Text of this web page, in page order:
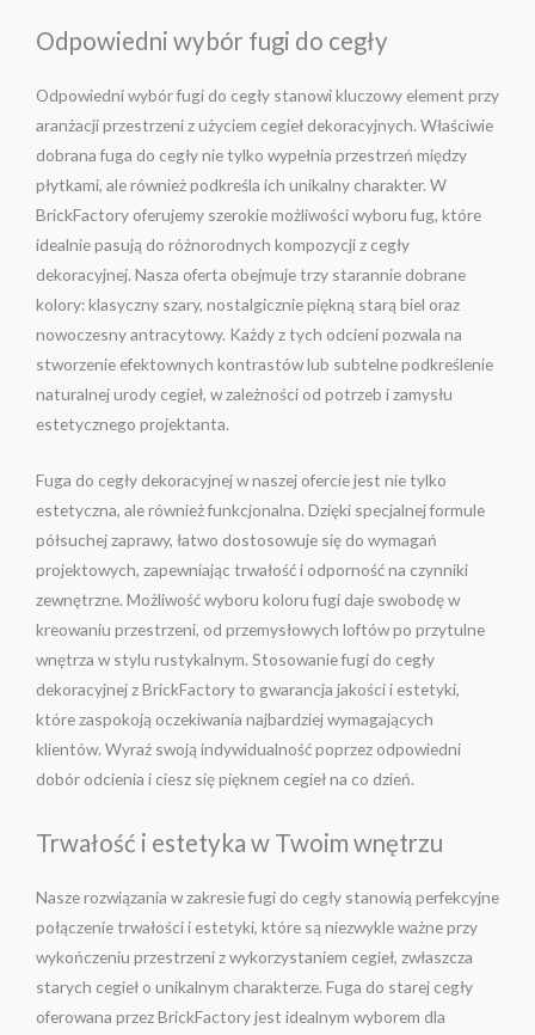
Odpowiedni wybór fugi do cegły
Odpowiedni wybór fugi do cegły stanowi kluczowy element przy
aranżacji przestrzeni z użyciem cegieł dekoracyjnych. Właściwie
dobrana fuga do cegły nie tylko wypełnia przestrzeń między
płytkami, ale również podkreśla ich unikalny charakter. W
BrickFactory oferujemy szerokie możliwości wyboru fug, które
idealnie pasują do różnorodnych kompozycji z cegły
dekoracyjnej. Nasza oferta obejmuje trzy starannie dobrane
kolory: klasyczny szary, nostalgicznie piękną starą biel oraz
nowoczesny antracytowy. Każdy z tych odcieni pozwala na
stworzenie efektownych kontrastów lub subtelne podkreślenie
naturalnej urody cegieł, w zależności od potrzeb i zamysłu
estetycznego projektanta.
Fuga do cegły dekoracyjnej w naszej ofercie jest nie tylko
estetyczna, ale również funkcjonalna. Dzięki specjalnej formule
półsuchej zaprawy, łatwo dostosowuje się do wymagań
projektowych, zapewniając trwałość i odporność na czynniki
zewnętrzne. Możliwość wyboru koloru fugi daje swobodę w
kreowaniu przestrzeni, od przemysłowych loftów po przytulne
wnętrza w stylu rustykalnym. Stosowanie fugi do cegły
dekoracyjnej z BrickFactory to gwarancja jakości i estetyki,
które zaspokoją oczekiwania najbardziej wymagających
klientów. Wyraź swoją indywidualność poprzez odpowiedni
dobór odcienia i ciesz się pięknem cegieł na co dzień.
Trwałość i estetyka w Twoim wnętrzu
Nasze rozwiązania w zakresie fugi do cegły stanowią perfekcyjne
połączenie trwałości i estetyki, które są niezwykle ważne przy
wykończeniu przestrzeni z wykorzystaniem cegieł, zwłaszcza
starych cegieł o unikalnym charakterze. Fuga do starej cegły
oferowana przez BrickFactory jest idealnym wyborem dla